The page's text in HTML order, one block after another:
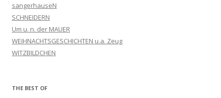
sangerhauseN
SCHNEIDERN
Um u. n. der MAUER
WEIHNACHTSGESCHICHTEN u.a. Zeug
WITZBILDCHEN
THE BEST OF